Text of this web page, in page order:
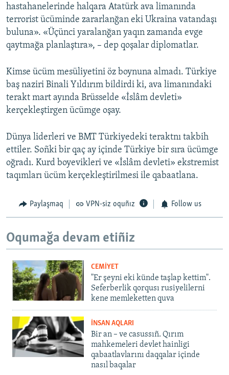
hastahanelerinde halqara Atatürk ava limanında
terrorist ücüminde zararlanğan eki Ukraina vatandaşı
buluna». «Üçünci yaralanğan yaqın zamanda evge
qaytmağa planlaştıra», – dep qoşalar diplomatlar.
Kimse ücüm mesüliyetini öz boynuna almadı. Türkiye
baş naziri Binali Yıldırım bildirdi ki, ava limanındaki
terakt mart ayında Brüsselde «İslâm devleti»
kerçekleştirgen ücümge oşay.
Dünya liderleri ve BMT Türkiyedeki teraktnı takbih
ettiler. Soñki bir qaç ay içinde Türkiye bir sıra ücümge
oğradı. Kurd boyevikleri ve «İslâm devleti» ekstremist
taqımları ücüm kerçekleştirilmesi ile qabaatlana.
Paylaşmaq VPN-siz oquñız Follow us
Oqumağa devam etiñiz
CEMİYET
"Er şeyni eki künde taşlap kettim".
Seferberlik qorqusı rusiyelilerni
kene memleketten quva
İNSAN AQLARI
Bir an – ve casussıñ. Qırım
mahkemeleri devlet hainligi
qabaatlavlarını daqqalar içinde
nasıl baqalar